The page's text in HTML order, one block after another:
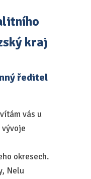
kraj
ředitel
vás u
okresech.
Nelu